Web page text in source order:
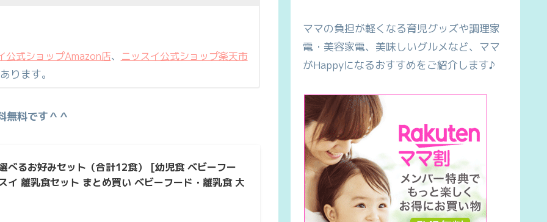
公式ショップAmazon店、 ニッスイ公式ショップ楽天市
ります。
無料です＾＾
べるお好みセット（合計12食） [幼児食 ベビーフー
イ 離乳食セット まとめ買い ベビーフード・離乳食 大
ママの負担が軽くなる育児グッズや調理家
電・美容家電、美味しいグルメなど、ママ
がHappyになるおすすめをご紹介します♪